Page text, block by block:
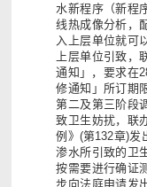
水新程序（新程
线热成像分析，
入上层单位就可
上层单位引致，
通知」，要求在
修通知」所订期
第二及第三阶段
致卫生妨扰，联
例》(第132章)发
渗水所引致的卫
按需要进行确证
步向法庭申请发